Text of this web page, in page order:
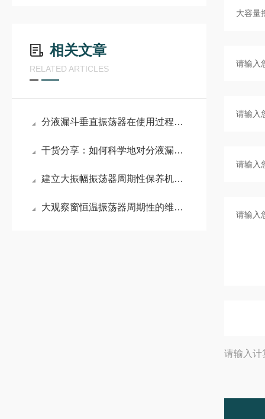
相关文章
RELATED ARTICLES
分液漏斗垂直振荡器在使用过程中常见问题分析及相应解决方法分享
干货分享：如何科学地对分液漏斗垂直振荡器进行定期维护保养
建立大振幅振荡器周期性保养机制的重要性分享
大观察窗恒温振荡器周期性的维护保养方法分享
请输入计